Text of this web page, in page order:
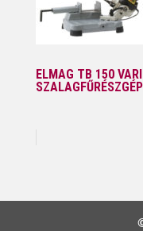
ELMAG TB 150
SZALAGFŰRÉSZGÉP